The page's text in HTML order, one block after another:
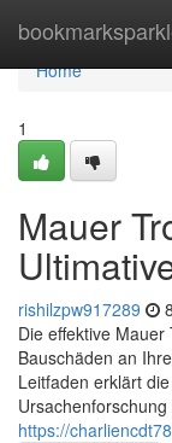
Home
Home
1
Mauer
rishilzpw917289
Die effektive
Bauschäden an
Leitfaden erklärt
https://